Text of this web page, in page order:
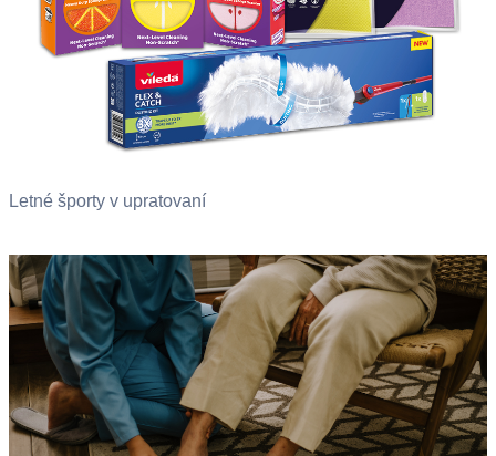
Letné športy v upratovaní